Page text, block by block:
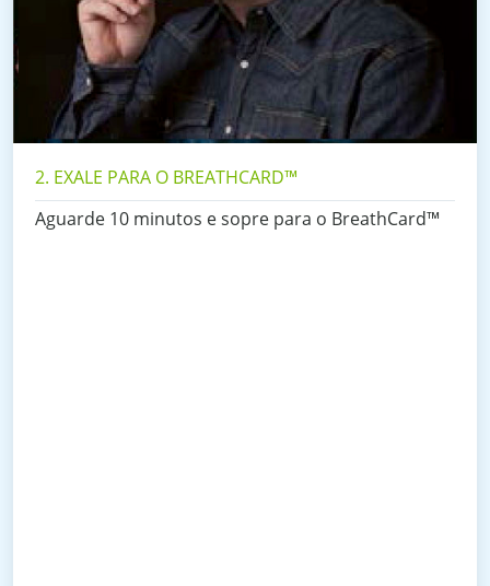
2. EXALE PARA O BREATHCARD™
Aguarde 10 minutos e sopre para o BreathCard™